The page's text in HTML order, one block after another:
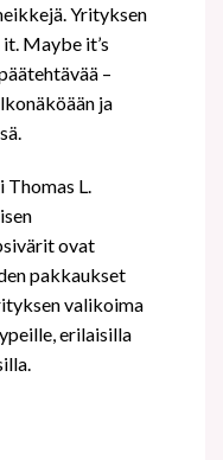
Yrityksen
Maybe it’s
–
ja
L.
ovat
pakkaukset
valikoima
erilaisilla